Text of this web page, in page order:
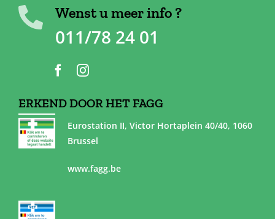
Wenst u meer info ?
011/78 24 01
ERKEND DOOR HET FAGG
Eurostation II, Victor Hortaplein 40/40, 1060
Brussel
www.fagg.be